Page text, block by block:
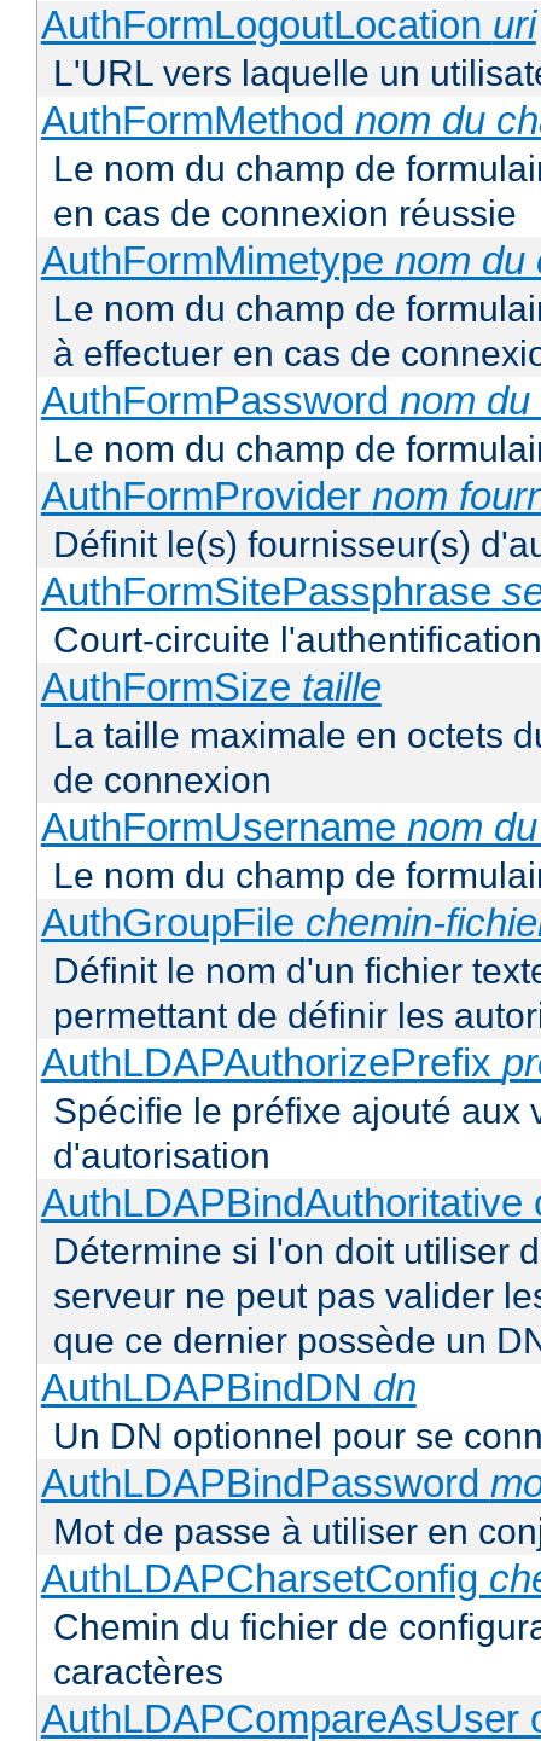
AuthFormLogoutLocation uri
L'URL vers laquelle un
AuthFormMethod nom du
Le nom du champ de
en cas de connexion réussie
AuthFormMimetype nom du
Le nom du champ de
à effectuer en cas de
AuthFormPassword nom
Le nom du champ de
AuthFormProvider nom
Définit le(s) fournisseur(s)
AuthFormSitePassphrase
Court-circuite
AuthFormSize taille
La taille maximale en octets
de connexion
AuthFormUsername nom
Le nom du champ de
AuthGroupFile chemin-
Définit le nom d'un fichier
permettant de définir les
AuthLDAPAuthorizePrefix
Spécifie le préfixe ajouté aux
d'autorisation
AuthLDAPBindAuthoritative
Détermine si l'on doit utiliser
serveur ne peut pas valider
que ce dernier possède un
AuthLDAPBindDN dn
Un DN optionnel pour se
AuthLDAPBindPassword
Mot de passe à utiliser en
AuthLDAPCharsetConfig
Chemin du fichier de
caractères
AuthLDAPCompareAsUser